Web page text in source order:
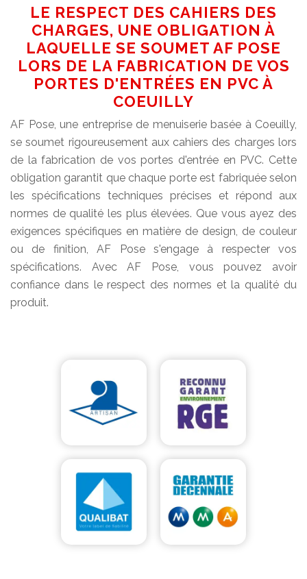
LE RESPECT DES CAHIERS DES
CHARGES, UNE OBLIGATION À
LAQUELLE SE SOUMET AF POSE
LORS DE LA FABRICATION DE VOS
PORTES D'ENTRÉES EN PVC À
COEUILLY
AF Pose, une entreprise de menuiserie basée à Coeuilly,
se soumet rigoureusement aux cahiers des charges lors
de la fabrication de vos portes d'entrée en PVC. Cette
obligation garantit que chaque porte est fabriquée selon
les spécifications techniques précises et répond aux
normes de qualité les plus élevées. Que vous ayez des
exigences spécifiques en matière de design, de couleur
ou de finition, AF Pose s'engage à respecter vos
spécifications. Avec AF Pose, vous pouvez avoir
confiance dans le respect des normes et la qualité du
produit.